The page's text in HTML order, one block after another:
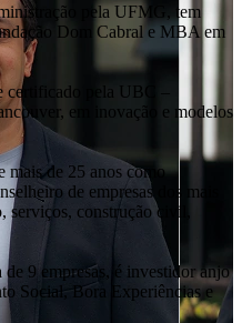
pela UFMG, tem
Dom Cabral e MBA em
pela UBC –
em inovação e modelos
mais de 25 anos como
de empresas dos mais
serviços, construção civil,
9 empresas, é investidor anjo
Social, Bora Experiências e